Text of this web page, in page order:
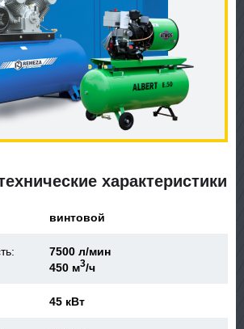
характеристики
винтовой
7500 л/мин
450 м3/ч
45 кВт